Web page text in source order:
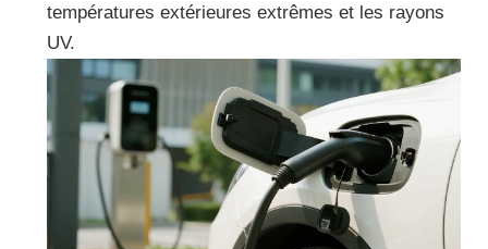
températures extérieures extrêmes et les rayons
UV.